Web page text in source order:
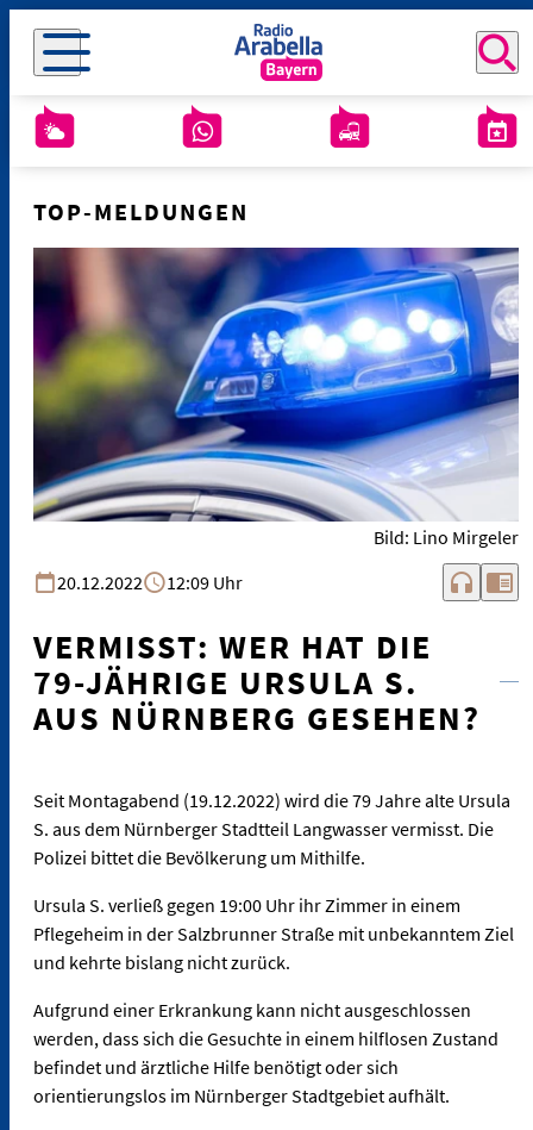
TOP-MELDUNGEN
Bild: Lino Mirgeler
20.12.2022
12:09 Uhr headphones chrome_reader_mode
VERMISST: WER HAT DIE
79-JÄHRIGE URSULA S.
AUS NÜRNBERG GESEHEN?
Seit Montagabend (19.12.2022) wird die 79 Jahre alte Ursula
S. aus dem Nürnberger Stadtteil Langwasser vermisst. Die
Polizei bittet die Bevölkerung um Mithilfe.
Ursula S. verließ gegen 19:00 Uhr ihr Zimmer in einem
Pflegeheim in der Salzbrunner Straße mit unbekanntem Ziel
und kehrte bislang nicht zurück.
Aufgrund einer Erkrankung kann nicht ausgeschlossen
werden, dass sich die Gesuchte in einem hilflosen Zustand
befindet und ärztliche Hilfe benötigt oder sich
orientierungslos im Nürnberger Stadtgebiet aufhält.